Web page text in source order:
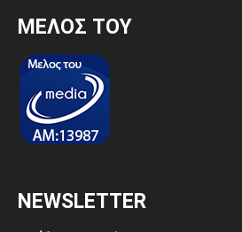
MEΛΟΣ ΤΟΥ
NEWSLETTER